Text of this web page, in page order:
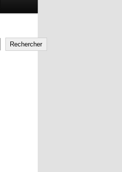
Rechercher